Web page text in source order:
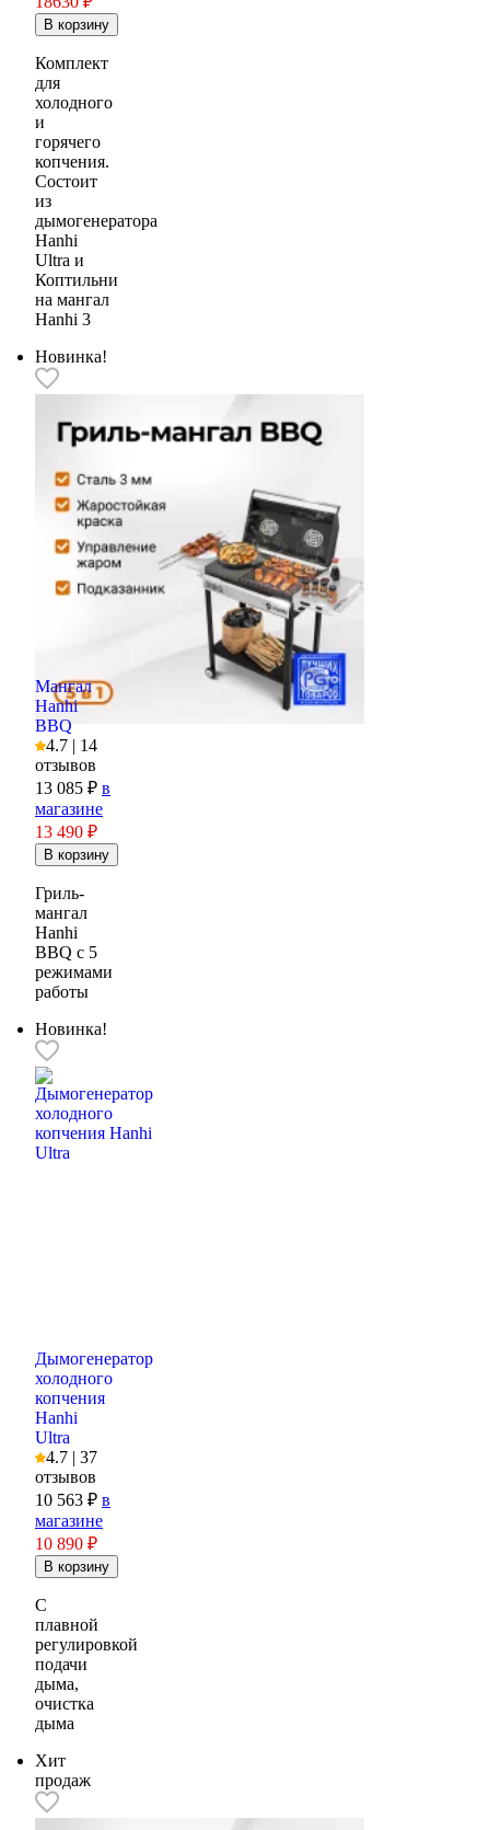
Комплект
для
холодного
и
горячего
копчения.
Состоит
из
дымогенератора
Hanhi
Ultra и
Коптильни
на мангал
Hanhi 3
Новинка!
Мангал
Hanhi
BBQ
4.7 | 14
отзывов
13 085 ₽ в
магазине
13 490 ₽
Гриль-
мангал
Hanhi
BBQ с 5
режимами
работы
Новинка!
Дымогенератор
холодного
копчения
Hanhi
Ultra
4.7 | 37
отзывов
10 563 ₽ в
магазине
10 890 ₽
C
плавной
регулировкой
подачи
дыма,
очистка
дыма
Хит
продаж